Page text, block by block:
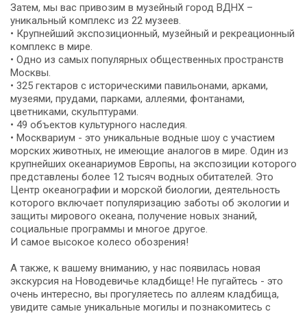
Затем, мы вас привозим в музейный город ВДНХ –
уникальный комплекс из 22 музеев.
• Крупнейший экспозиционный, музейный и рекреационный
комплекс в мире.
• Одно из самых популярных общественных пространств
Москвы.
• 325 гектаров с историческими павильонами, арками,
музеями, прудами, парками, аллеями, фонтанами,
цветниками, скульптурами.
• 49 объектов культурного наследия.
• Москвариум - это уникальные водные шоу с участием
морских животных, не имеющие аналогов в мире. Один из
крупнейших океанариумов Европы, на экспозиции которого
представлены более 12 тысяч водных обитателей. Это
Центр океанографии и морской биологии, деятельность
которого включает популяризацию заботы об экологии и
защиты мирового океана, получение новых знаний,
социальные программы и многое другое.
И самое высокое колесо обозрения!
А также, к вашему вниманию, у нас появилась новая
экскурсия на Новодевичье кладбище! Не пугайтесь - это
очень интересно, вы прогуляетесь по аллеям кладбища,
увидите самые уникальные могилы и познакомитесь с